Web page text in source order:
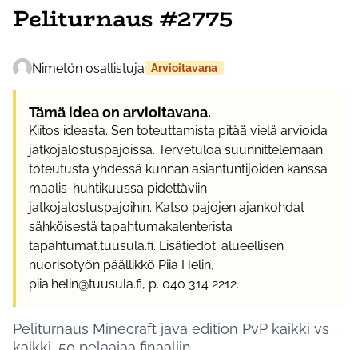
Peliturnaus #2775
Nimetön osallistuja Arvioitavana
Tämä idea on arvioitavana.
Kiitos ideasta. Sen toteuttamista pitää vielä arvioida
jatkojalostuspajoissa. Tervetuloa suunnittelemaan
toteutusta yhdessä kunnan asiantuntijoiden kanssa
maalis-huhtikuussa pidettäviin
jatkojalostuspajoihin. Katso pajojen ajankohdat
sähköisestä tapahtumakalenterista
tapahtumat.tuusula.fi. Lisätiedot: alueellisen
nuorisotyön päällikkö Piia Helin,
piia.helin@tuusula.fi, p. 040 314 2212.
Peliturnaus Minecraft java edition PvP kaikki vs